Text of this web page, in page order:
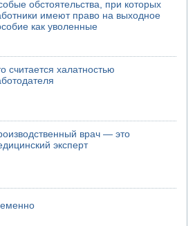
погиб велосипедист
о нападении хуситов
обстоятельства, при которых
имеют право на выходное
как уволенные
считается халатностью
врач — это
эксперт